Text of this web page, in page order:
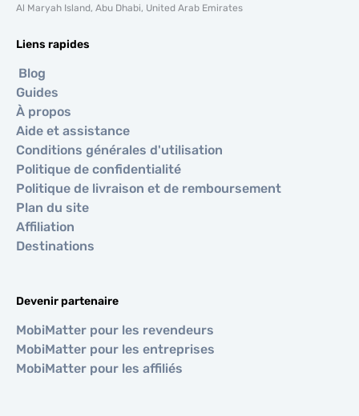
Al Maryah Island, Abu Dhabi, United Arab Emirates
Liens rapides
Blog
Guides
À propos
Aide et assistance
Conditions générales d'utilisation
Politique de confidentialité
Politique de livraison et de remboursement
Plan du site
Affiliation
Destinations
Devenir partenaire
MobiMatter pour les revendeurs
MobiMatter pour les entreprises
MobiMatter pour les affiliés